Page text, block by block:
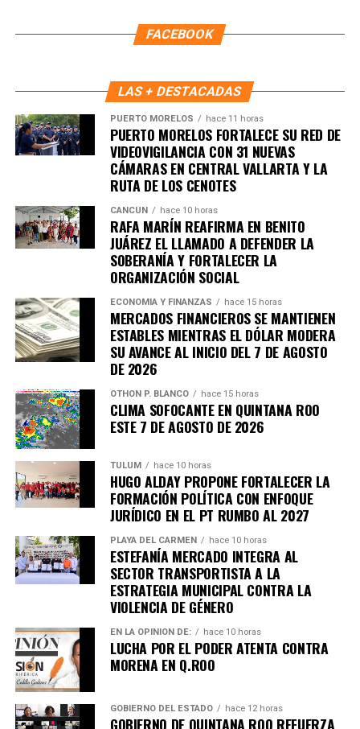
5. UE y Mercosur ultiman detalles
para firmar acuerdo histórico
Representantes de Brasil, Argentina, Paraguay y Uruguay
se reunieron con autoridades europeas para cerrar los
últimos puntos delacuerdo comercial UE–Mercosur
cuya firma está prevista para mañana. El pacto es
considerado uno de los más amplios de la última década.
6. Inundaciones dejan más de cien
muertos en el sur de África
Lluvias torrenciales provocaroninundaciones severas
en Mozambique, Sudáfrica y Zimbabue, dejando más de
100 fallecidos y miles de viviendas destruidas. Equipos
de rescate continúan trabajando en zonas incomunicadas.
7. Uganda vive jornada violenta tras
arresto de Bobi Wine
Al menos siete personas murieron en enfrentamientos
entre manifestantes y fuerzas de seguridad luego de la
detención del líder opositorBobi Wine, trasladado en
helicóptero a un destino no revelado. Organizaciones
internacionales expresaron preocupación por el clima
8. Expresidente surcoreano Yoon
Suk Yeol es condenado a cinco años
Un tribunal de Corea del Sur sentenció al exmandatario a
cinco años de prisiónpor obstrucción de justicia
relacionada con la declaración de ley marcial en 2024. La
defensa anunció que apelará el fallo.
FACEBOOK
LAS + DESTACADAS
PUERTO MORELOS hace 11 horas
PUERTO MORELOS FORTALECE SU RED DE
VIDEOVIGILANCIA CON 31 NUEVAS
CÁMARAS EN CENTRAL VALLARTA Y LA
RUTA DE LOS CENOTES
CANCÚN hace 10 horas
RAFA MARÍN REAFIRMA EN BENITO
JUÁREZ EL LLAMADO A DEFENDER LA
SOBERANÍA Y FORTALECER LA
ORGANIZACIÓN SOCIAL
ECONOMÍA Y FINANZAS hace 15 horas
MERCADOS FINANCIEROS SE MANTIENEN
ESTABLES MIENTRAS EL DÓLAR MODERA
SU AVANCE AL INICIO DEL 7 DE AGOSTO
DE 2026
OTHON P. BLANCO hace 15 horas
CLIMA SOFOCANTE EN QUINTANA ROO
ESTE 7 DE AGOSTO DE 2026
TULUM hace 10 horas
HUGO ALDAY PROPONE FORTALECER LA
FORMACIÓN POLÍTICA CON ENFOQUE
JURÍDICO EN EL PT RUMBO AL 2027
PLAYA DEL CARMEN hace 10 horas
ESTEFANÍA MERCADO INTEGRA AL
SECTOR TRANSPORTISTA A LA
ESTRATEGIA MUNICIPAL CONTRA LA
VIOLENCIA DE GÉNERO
EN LA OPINIÓN DE: hace 10 horas
LUCHA POR EL PODER ATENTA CONTRA
MORENA EN Q.ROO
GOBIERNO DEL ESTADO hace 12 horas
GOBIERNO DE QUINTANA ROO REFUERZA